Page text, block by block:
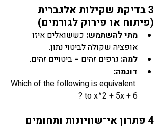
3 בדיקת שקילות אלגברית
(פיתוח או פירוק לגורמים)
מתי להשתמש: כששואלים איזו
אופציה שקולה לביטוי נתון.
למה: גרפים זהים = ביטויים זהים.
דוגמה:
Which of the following is equivalent
to x^2 + 5x + 6 ?
4 פתרון אי־שוויונות ותחומים